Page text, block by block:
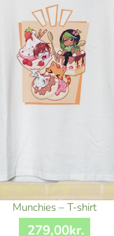
Munchies – T-shirt
279,00kr.